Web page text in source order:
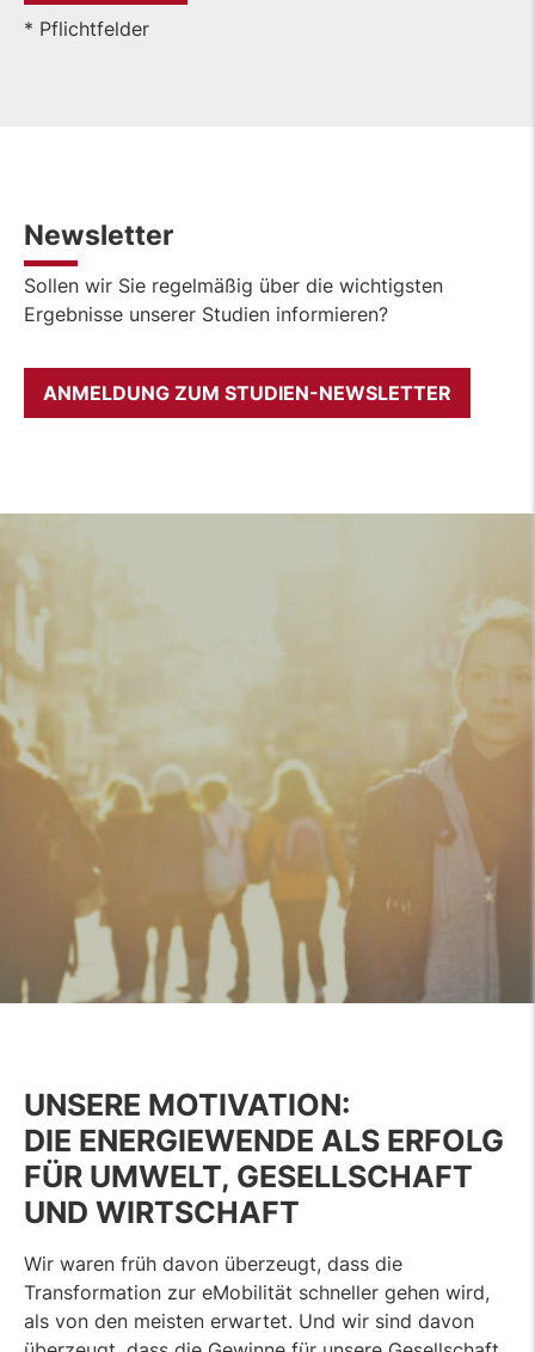
* Pflichtfelder
Newsletter
Sollen wir Sie regelmäßig über die wichtigsten
Ergebnisse unserer Studien informieren?
ANMELDUNG ZUM STUDIEN-NEWSLETTER
UNSERE MOTIVATION:
DIE ENERGIEWENDE ALS ERFOLG
FÜR UMWELT, GESELLSCHAFT
UND WIRTSCHAFT
Wir waren früh davon überzeugt, dass die
Transformation zur eMobilität schneller gehen wird,
als von den meisten erwartet. Und wir sind davon